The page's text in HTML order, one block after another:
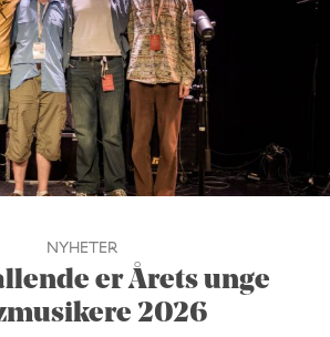
NYHETER
er Årets unge
2026